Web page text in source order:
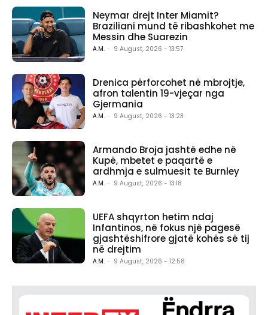
Neymar drejt Inter Miamit?
Braziliani mund të ribashkohet me
Messin dhe Suarezin
A.M. - 9 August, 2026 - 13:57
Drenica përforcohet në mbrojtje,
afron talentin 19-vjeçar nga
Gjermania
A.M. - 9 August, 2026 - 13:23
Armando Broja jashtë edhe në
Kupë, mbetet e paqartë e
ardhmja e sulmuesit te Burnley
A.M. - 9 August, 2026 - 13:18
UEFA shqyrton hetim ndaj
Infantinos, në fokus një pagesë
gjashtëshifrore gjatë kohës së tij
në drejtim
A.M. - 9 August, 2026 - 12:58